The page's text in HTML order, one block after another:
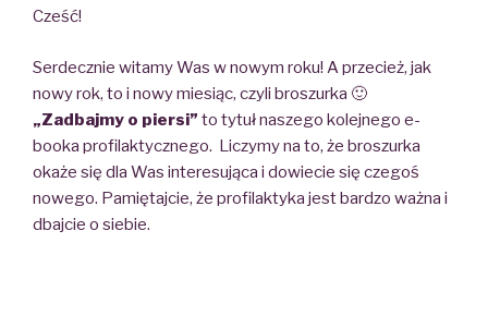
Cześć!
Serdecznie witamy Was w nowym roku! A przecież, jak
nowy rok, to i nowy miesiąc, czyli broszurka 🙂
„Zadbajmy o piersi” to tytuł naszego kolejnego e-
booka profilaktycznego. Liczymy na to, że broszurka
okaże się dla Was interesująca i dowiecie się czegoś
nowego. Pamiętajcie, że profilaktyka jest bardzo ważna i
dbajcie o siebie.